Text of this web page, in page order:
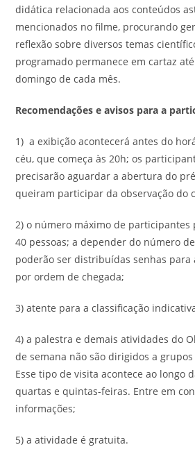
didática relacionada aos conteúdos
mencionados no filme, procurando
reflexão sobre diversos temas
programado permanece em cartaz
domingo de cada mês.
Recomendações e avisos para a
1) a exibição acontecerá antes do
céu, que começa às 20h; os
precisarão aguardar a abertura do
queiram participar da observação do
2) o número máximo de participantes
40 pessoas; a depender do número
poderão ser distribuídas senhas para
por ordem de chegada;
3) atente para a classificação
4) a palestra e demais atividades do
de semana não são dirigidos a
Esse tipo de visita acontece ao longo
quartas e quintas-feiras. Entre em
informações;
5) a atividade é gratuita.